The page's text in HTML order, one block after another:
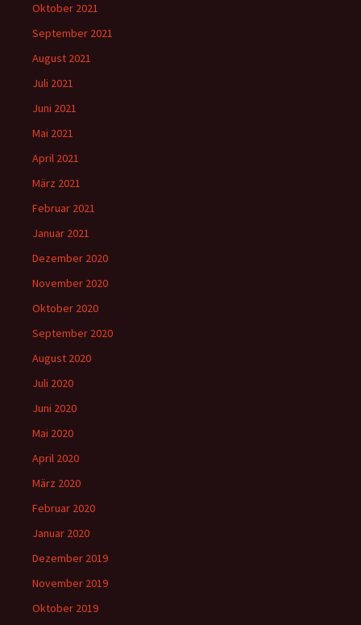
Oktober 2021
September 2021
August 2021
Juli 2021
Juni 2021
Mai 2021
April 2021
März 2021
Februar 2021
Januar 2021
Dezember 2020
November 2020
Oktober 2020
September 2020
August 2020
Juli 2020
Juni 2020
Mai 2020
April 2020
März 2020
Februar 2020
Januar 2020
Dezember 2019
November 2019
Oktober 2019